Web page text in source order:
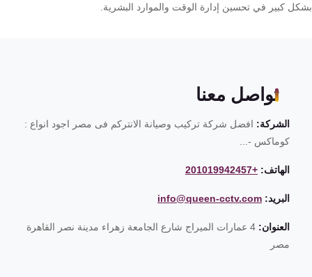
كبير في تحسين إدارة الوقت والموارد البشرية.
تواصل معنا
الشركة:افضل شركة تركيب وصيانة الانتركم فى مصر اجود انواع :
كوماكس -...
الهاتف: +201019942457
البريد: info@queen-cctv.com
العنوان:
4 عمارات الميراج شارع الجامعة زهراء مدينة نصر القاهرة
مصر